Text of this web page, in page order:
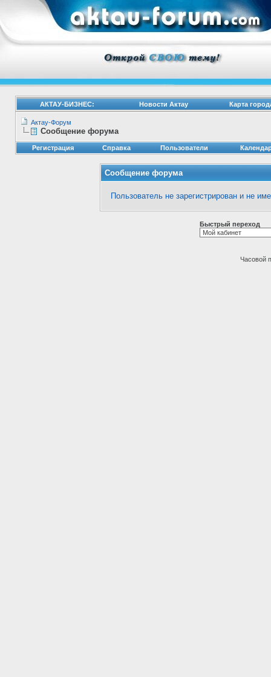
АКТАУ-БИЗНЕС: Новости Актау Карта
Актау-Форум
Сообщение форума
Регистрация Справка Пользователи
Сообщение форума
Пользователь не зарегистрирован и не
Быстрый переход
Часовой